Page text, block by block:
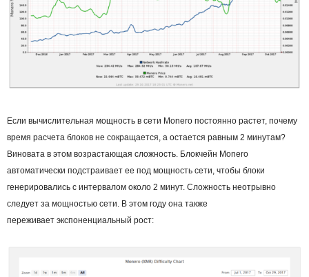
Если вычислительная мощность в сети Monero постоянно растет, почему
время расчета блоков не сокращается, а остается равным 2 минутам?
Виновата в этом возрастающая сложность. Блокчейн Monero
автоматически подстраивает ее под мощность сети, чтобы блоки
генерировались с интервалом около 2 минут. Сложность неотрывно
следует за мощностью сети. В этом году она также
переживает экспоненциальный рост: